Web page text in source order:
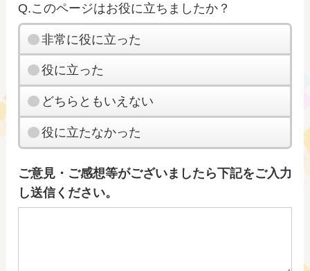
Q.このページはお役に立ちましたか？
非常に役に立った
役に立った
どちらともいえない
役に立たなかった
ご意見・ご感想等がございましたら下記をご入力
し送信ください。